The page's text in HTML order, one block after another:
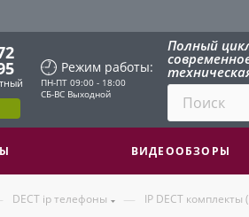
Режим работы:
ПН-ПТ 09:00 - 18:00
СБ-ВС Выходной
Полный
ВИДЕООБЗОРЫ
DECT ip телефоны — IP DECT комплекты